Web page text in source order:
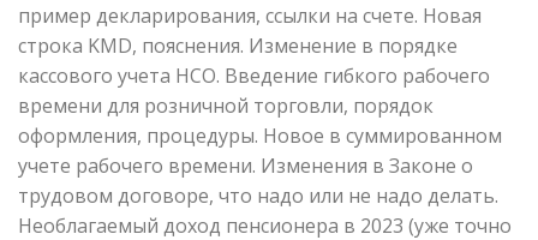
пример декларирования, ссылки на счете. Новая
строка KMD, пояснения. Изменение в порядке
кассового учета НСО. Введение гибкого рабочего
времени для розничной торговли, порядок
оформления, процедуры. Новое в суммированном
учете рабочего времени. Изменения в Законе о
трудовом договоре, что надо или не надо делать.
Необлагаемый доход пенсионера в 2023 (уже точно